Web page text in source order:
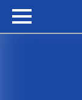
HOME